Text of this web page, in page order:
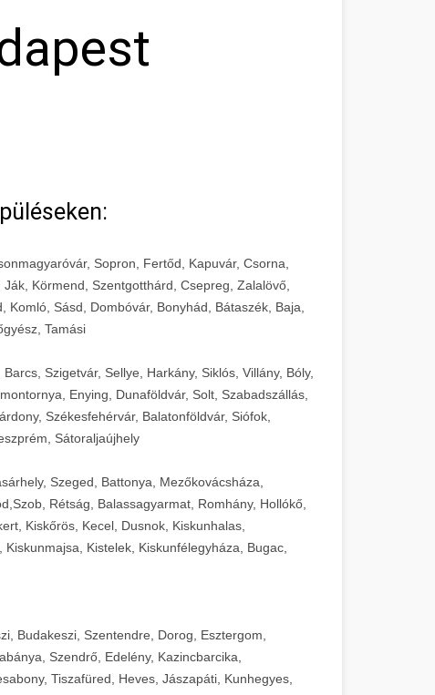
Sopron, Fertőd, Kapuvár, Csorna,
Körmend, Szentgotthárd, Csepreg, Zalalövő,
Sásd, Dombóvár, Bonyhád, Bátaszék, Baja,
Tamási
Szigetvár, Sellye, Harkány, Siklós, Villány, Bóly,
Enying, Dunaföldvár, Solt, Szabadszállás,
Székesfehérvár, Balatonföldvár, Siófok,
Sátoraljaújhely
Szeged, Battonya, Mezőkovácsháza,
Rétság, Balassagyarmat, Romhány, Hollókő,
Kiskőrös, Kecel, Dusnok, Kiskunhalas,
Kistelek, Kiskunfélegyháza, Bugac,
Budakeszi, Szentendre, Dorog, Esztergom,
Szendrő, Edelény, Kazincbarcika,
Tiszafüred, Heves, Jászapáti, Kunhegyes,